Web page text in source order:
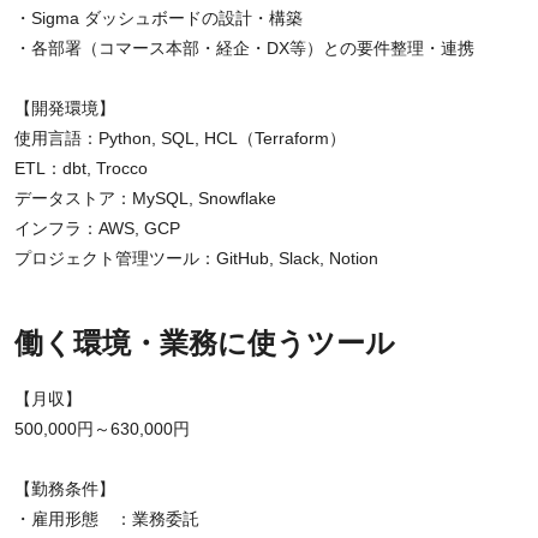
・Sigma ダッシュボードの設計・構築
・各部署（コマース本部・経企・DX等）との要件整理・連携
【開発環境】
使用言語：Python, SQL, HCL（Terraform）
ETL：dbt, Trocco
データストア：MySQL, Snowflake
インフラ：AWS, GCP
プロジェクト管理ツール：GitHub, Slack, Notion
働く環境・業務に使うツール
【月収】
500,000円～630,000円
【勤務条件】
・雇用形態 ：業務委託